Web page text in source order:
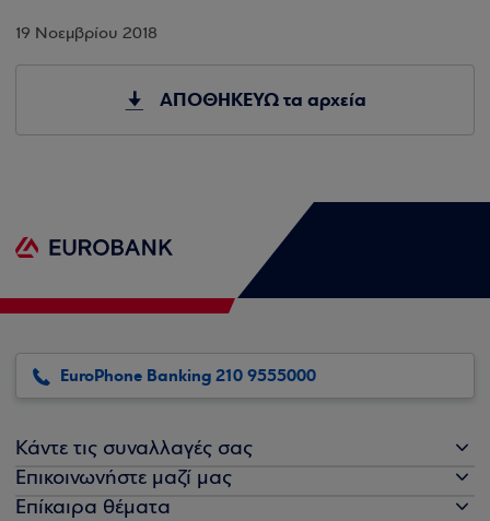
19 Νοεμβρίου 2018
ΑΠΟΘΗΚΕΥΩ τα αρχεία
EuroPhone Banking 210 9555000
Κάντε τις συναλλαγές σας
Επικοινωνήστε μαζί μας
Επίκαιρα θέματα